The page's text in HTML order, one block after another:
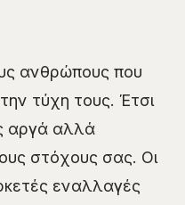
ανθρώπους που
τύχη τους. Έτσι
αργά αλλά
στόχους σας. Οι
εναλλαγές